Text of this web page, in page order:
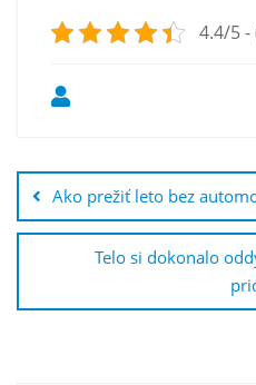
4.4/5 -
navigation
Ako prežiť leto bez
Telo si dokonalo